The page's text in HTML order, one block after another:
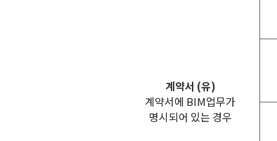
계약서 (유)
계약서에 BIM업무가
명시되어 있는 경우